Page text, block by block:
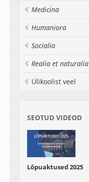
Medicina
Humaniora
Socialia
Realia et naturalia
Ülikoolist veel
SEOTUD VIDEOD
Lõpuaktused 2025